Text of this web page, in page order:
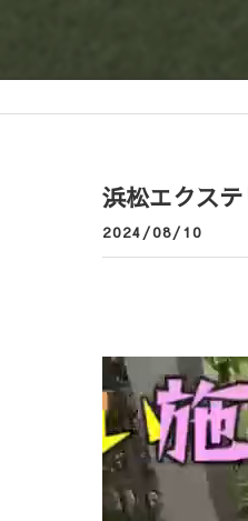
浜松エクス
2024/08/10